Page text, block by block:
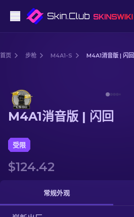
步枪
狙击步枪
手套
武器箱
首页 步枪 M4A1-S M4A1消音版 | 闪回
M4A1消音版 | 闪回
受限
$124.42
常规外观